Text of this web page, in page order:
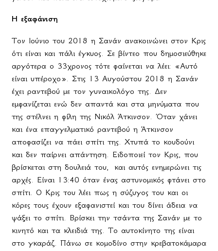
Η εξαφάνιση
Τον Ιούνιο του 2018 η Σανάν ανακοινώνει στον Κρις
ότι είναι και πάλι έγκυος. Σε βίντεο που δημοσιεύθηκε
αργότερα ο 33χρονος τότε φαίνεται να λέει: «Αυτό
είναι υπέροχο». Στις 13 Αυγούστου 2018 η Σανάν
έχει ραντεβού με τον γυναικολόγο της. Δεν
εμφανίζεται ενώ δεν απαντά και στα μηνύματα που
της στέλνει η φίλη της Νικόλ Άτκινσον. Όταν χάνει
και ένα επαγγελματικό ραντεβού η Άτκινσον
αποφασίζει να πάει σπίτι της. Χτυπά το κουδούνι
και δεν παίρνει απάντηση. Ειδοποιεί τον Κρις, που
βρίσκεται στη δουλειά του,
και αυτός ενημερώνει τις
αρχές. Είναι 13:40 όταν ένας αστυνομικός φτάνει στο
σπίτι. Ο Κρις του λέει πως η σύζυγος του και οι
κόρες τους έχουν εξαφανιστεί και του δίνει άδεια να
ψάξει το σπίτι. Βρίσκει την τσάντα της Σανάν με το
κινητό και τα κλειδιά της. Το αυτοκίνητο της είναι
στο γκαράζ. Πάνω σε κομοδίνο στην κρεβατοκάμαρα